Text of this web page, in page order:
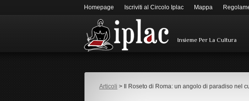
Homepage Iscriviti al Circolo Iplac Mappa
Insieme Per La Cultura
Articoli > Il Roseto di Roma: un angolo di paradiso nel